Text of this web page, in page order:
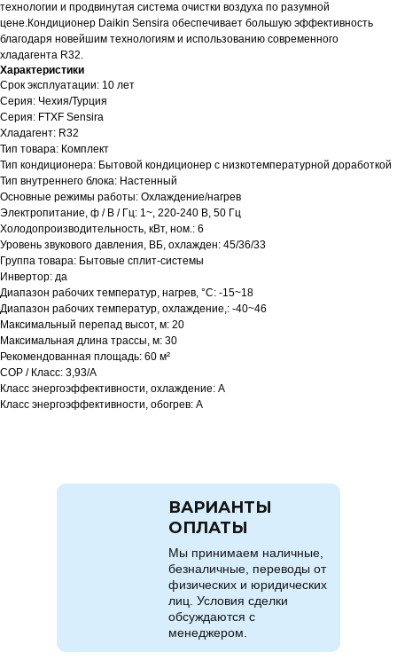
технологии и продвинутая система очистки воздуха по разумной
цене.Кондиционер Daikin Sensira обеспечивает большую эффективность
благодаря новейшим технологиям и использованию современного
хладагента R32.
Характеристики
Срок эксплуатации: 10 лет
Серия: Чехия/Турция
Серия: FTXF Sensira
Хладагент: R32
Тип товара: Комплект
Тип кондиционера: Бытовой кондиционер с низкотемпературной доработкой
Тип внутреннего блока: Настенный
Основные режимы работы: Охлаждение/нагрев
Электропитание, ф / В / Гц: 1~, 220-240 В, 50 Гц
Холодопроизводительность, кВт, ном.: 6
Уровень звукового давления, ВБ, охлажден: 45/36/33
Группа товара: Бытовые сплит-системы
Инвертор: да
Диапазон рабочих температур, нагрев, °C: -15~18
Диапазон рабочих температур, охлаждение,: -40~46
Максимальный перепад высот, м: 20
Максимальная длина трассы, м: 30
Рекомендованная площадь: 60 м²
COP / Класс: 3,93/A
Класс энергоэффективности, охлаждение: A
Класс энергоэффективности, обогрев: A
Мы принимаем наличные,
безналичные, переводы от
физических и юридических
лиц. Условия сделки
обсуждаются с
менеджером.
ВАРИАНТЫ
ОПЛАТЫ